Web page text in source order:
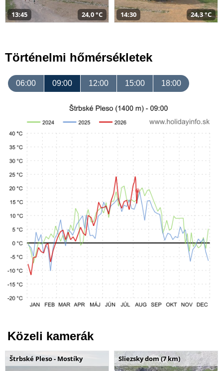
13:45 24,0 °C 14:30 24,3 °C
Történelmi hőmérsékletek
06:00 09:00 12:00 15:00 18:00
Közeli kamerák
Štrbské Pleso - Mostíky Sliezsky dom (7 km)